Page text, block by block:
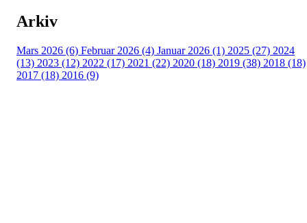
Arkiv
Mars 2026 (6) Februar 2026 (4) Januar 2026 (1) 2025 (27) 2024
(13) 2023 (12) 2022 (17) 2021 (22) 2020 (18) 2019 (38) 2018 (18)
2017 (18) 2016 (9)